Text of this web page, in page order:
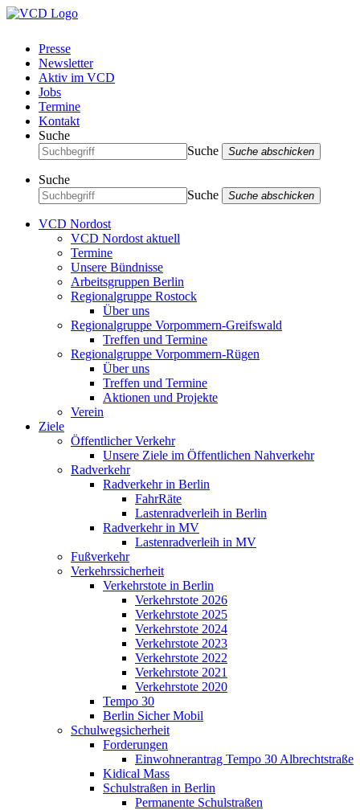
Presse
Newsletter
Aktiv im VCD
Jobs
Termine
Kontakt
Suche
Suche
Suche abschicken
Suche
Suche
Suche abschicken
VCD Nordost
VCD Nordost aktuell
Termine
Unsere Bündnisse
Arbeitsgruppen Berlin
Regionalgruppe Rostock
Über uns
Regionalgruppe Vorpommern-Greifswald
Treffen und Termine
Regionalgruppe Vorpommern-Rügen
Über uns
Treffen und Termine
Aktionen und Projekte
Verein
Ziele
Öffentlicher Verkehr
Unsere Ziele im Öffentlichen Nahverkehr
Radverkehr
Radverkehr in Berlin
FahrRäte
Lastenradverleih in Berlin
Radverkehr in MV
Lastenradverleih in MV
Fußverkehr
Verkehrssicherheit
Verkehrstote in Berlin
Verkehrstote 2026
Verkehrstote 2025
Verkehrstote 2024
Verkehrstote 2023
Verkehrstote 2022
Verkehrstote 2021
Verkehrstote 2020
Tempo 30
Berlin Sicher Mobil
Schulwegsicherheit
Forderungen
Einwohnerantrag Tempo 30 Albrechtstraße
Kidical Mass
Schulstraßen in Berlin
Permanente Schulstraßen